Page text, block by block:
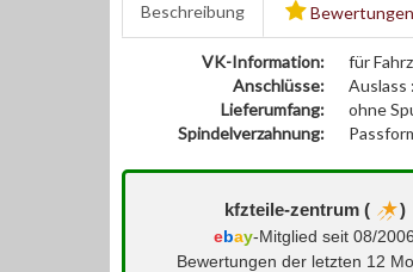
Beschreibung Bewertungen
VK-Information:
für
Anschlüsse:
Auslass
Lieferumfang:
ohne
Spindelverzahnung:
kfzteile-zentrum ( )
ebay-Mitglied seit 08/2006
Bewertungen der letzten 12